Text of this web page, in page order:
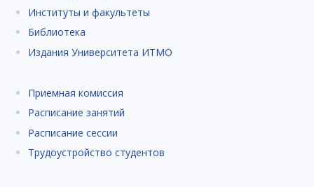
Институты и факультеты
Библиотека
Издания Университета ИТМО
Приемная комиссия
Расписание занятий
Расписание сессии
Трудоустройство студентов